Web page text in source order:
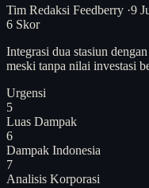
Tim Redaksi Feedberry ·9
6 Skor
Integrasi dua stasiun
meski tanpa nilai investasi
Urgensi
5
Luas Dampak
6
Dampak Indonesia
7
Analisis Korporasi